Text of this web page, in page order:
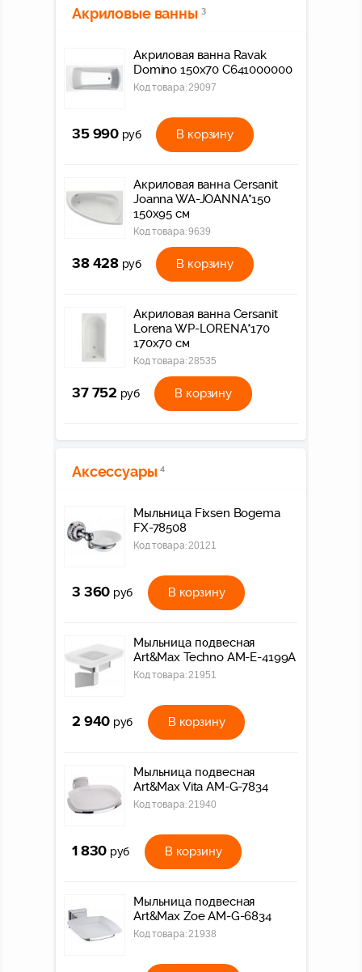
Акриловые ванны 3
Акриловая ванна Ravak
Domino 150х70 C641000000
Код товара:29097
35 990 руб В корзину
Акриловая ванна Cersanit
Joanna WA-JOANNA*150
150x95 см
Код товара:9639
38 428 руб В корзину
Акриловая ванна Cersanit
Lorena WP-LORENA*170
170x70 см
Код товара:28535
37 752 руб В корзину
Аксессуары 4
Мыльница Fixsen Bogema
FX-78508
Код товара:20121
3 360 руб В корзину
Мыльница подвесная
Art&Max Techno AM-E-4199A
Код товара:21951
2 940 руб В корзину
Мыльница подвесная
Art&Max Vita AM-G-7834
Код товара:21940
1 830 руб В корзину
Мыльница подвесная
Art&Max Zoe AM-G-6834
Код товара:21938